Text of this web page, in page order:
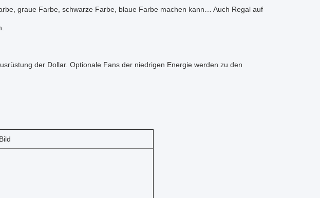
graue Farbe, schwarze Farbe, blaue Farbe machen kann… Auch Regal auf
der Dollar. Optionale Fans der niedrigen Energie werden zu den